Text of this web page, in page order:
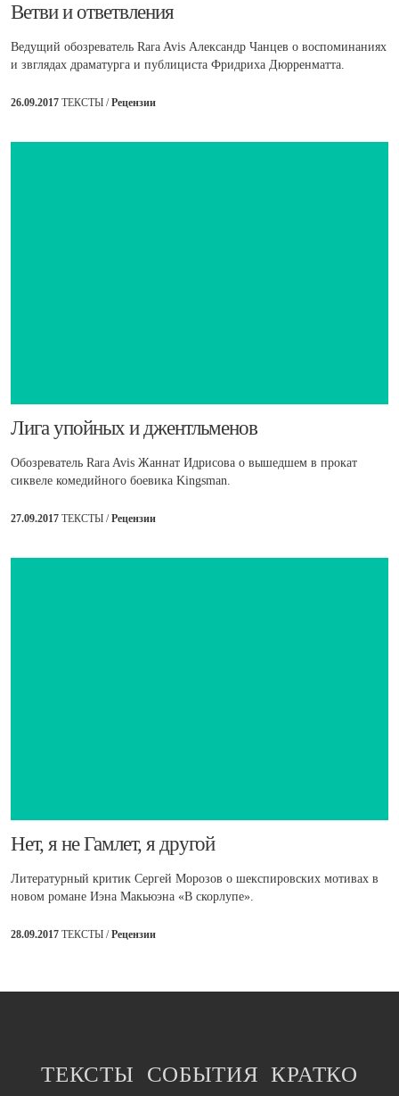
​Ветви и ответвления
Ведущий обозреватель Rara Avis Александр Чанцев о воспоминаниях
и звглядах драматурга и публициста Фридриха Дюрренматта.
26.09.2017 ТЕКСТЫ /Рецензии
​Лига упойных и джентльменов
Обозреватель Rara Avis Жаннат Идрисова о вышедшем в прокат
сиквеле комедийного боевика Kingsman.
27.09.2017 ТЕКСТЫ /Рецензии
​Нет, я не Гамлет, я другой
Литературный критик Сергей Морозов о шекспировских мотивах в
новом романе Иэна Макьюэна «В скорлупе».
28.09.2017 ТЕКСТЫ /Рецензии
ТЕКСТЫ СОБЫТИЯ КРАТКО